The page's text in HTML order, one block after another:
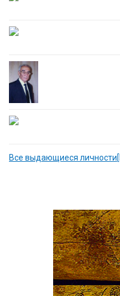
Все выдающиеся